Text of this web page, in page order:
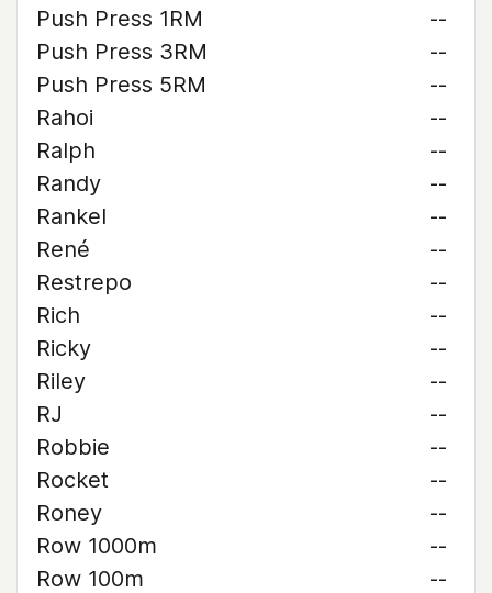
Push Press 1RM
--
Push Press 3RM
--
Push Press 5RM
--
Rahoi
--
Ralph
--
Randy
--
Rankel
--
René
--
Restrepo
--
Rich
--
Ricky
--
Riley
--
RJ
--
Robbie
--
Rocket
--
Roney
--
Row 1000m
--
Row 100m
--